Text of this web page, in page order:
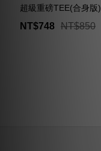
超級重磅TEE(合身版)
NT$748 NT$850